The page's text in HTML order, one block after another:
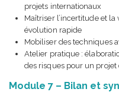
projets internationaux
Maîtriser l’incertitude et
évolution rapide
Mobiliser des techniques
Atelier pratique :
des risques pour un
Module 7 – Bilan et